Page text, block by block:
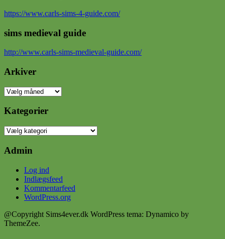
https://www.carls-sims-4-guide.com/
sims medieval guide
http://www.carls-sims-medieval-guide.com/
Arkiver
Arkiver
Kategorier
Kategorier
Admin
Log ind
Indlægsfeed
Kommentarfeed
WordPress.org
@Copyright Sims4ever.dk WordPress tema: Dynamico by
ThemeZee.